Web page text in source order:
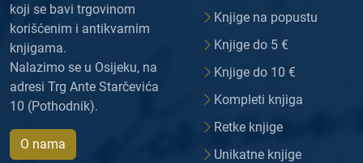
koji se bavi trgovinom
korišćenim i antikvarnim
knjigama.
Nalazimo se u Osijeku, na
adresi Trg Ante Starčevića
10 (Pothodnik).
O nama
Knjige na popustu
Knjige do 5 €
Knjige do 10 €
Kompleti knjiga
Retke knjige
Unikatne knjige